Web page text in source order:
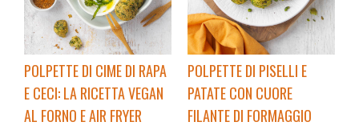
POLPETTE DI CIME DI RAPA
E CECI: LA RICETTA VEGAN
AL FORNO E AIR FRYER
POLPETTE DI PISELLI E
PATATE CON CUORE
FILANTE DI FORMAGGIO